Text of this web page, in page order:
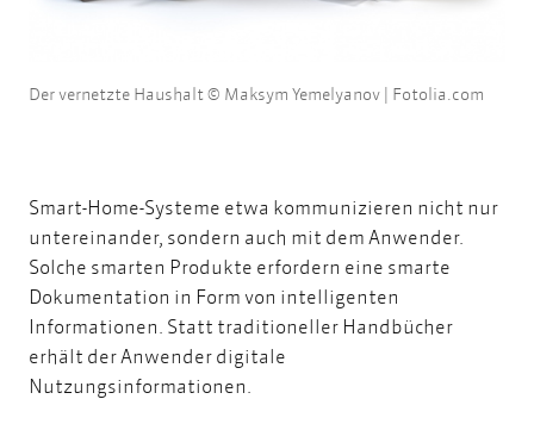
Der vernetzte Haushalt © Maksym Yemelyanov | Fotolia.com
Smart-Home-Systeme etwa kommunizieren nicht nur
untereinander, sondern auch mit dem Anwender.
Solche smarten Produkte erfordern eine smarte
Dokumentation in Form von intelligenten
Informationen. Statt traditioneller Handbücher
erhält der Anwender digitale
Nutzungsinformationen.